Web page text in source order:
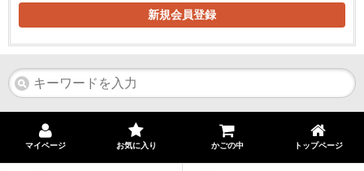
新規会員登録
マイページ お気に入り かごの中 トップページ